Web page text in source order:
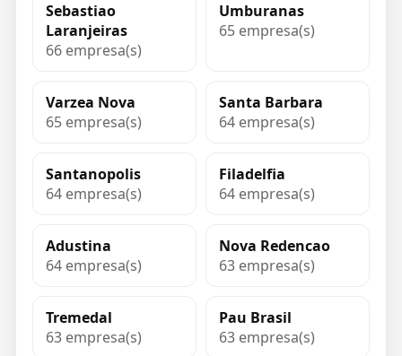
Sebastiao
Laranjeiras
66 empresa(s)
Umburanas
65 empresa(s)
Varzea Nova
65 empresa(s)
Santa Barbara
64 empresa(s)
Santanopolis
64 empresa(s)
Filadelfia
64 empresa(s)
Adustina
64 empresa(s)
Nova Redencao
63 empresa(s)
Tremedal
63 empresa(s)
Pau Brasil
63 empresa(s)